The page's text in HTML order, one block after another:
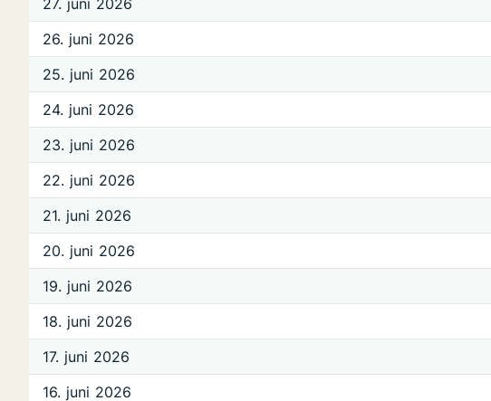
27. juni 2026
26. juni 2026
25. juni 2026
24. juni 2026
23. juni 2026
22. juni 2026
21. juni 2026
20. juni 2026
19. juni 2026
18. juni 2026
17. juni 2026
16. juni 2026